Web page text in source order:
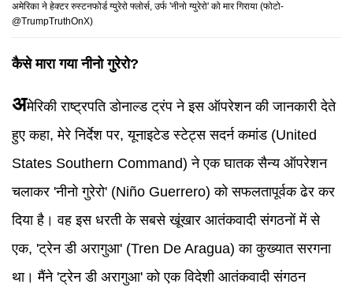
अमेरिका ने हेक्टर रुस्टनफोर्ड ग्युरेरो फ्लोर्स, उर्फ 'नीनो ग्युरेरो' को मार गिराया (फोटो-
@TrumpTruthOnX)
कैसे मारा गया नीनो गुरेरो?
अमेरिकी राष्ट्रपति डोनाल्ड ट्रंप ने इस ऑपरेशन की जानकारी देते
हुए कहा, मेरे निर्देश पर, यूनाइटेड स्टेट्स सदर्न कमांड (United
States Southern Command) ने एक घातक सैन्य ऑपरेशन
चलाकर 'नीनो गुरेरो' (Niño Guerrero) को सफलतापूर्वक ढेर कर
दिया है। वह इस धरती के सबसे खूंखार आतंकवादी संगठनों में से
एक, 'ट्रेन डी अरागुआ' (Tren De Aragua) का कुख्यात सरगना
था। मैंने 'ट्रेन डी अरागुआ' को एक विदेशी आतंकवादी संगठन